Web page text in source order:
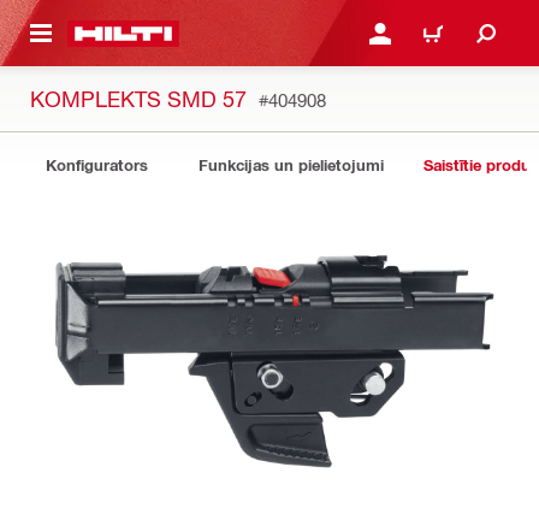
SATURU PIESLĒGTIES VAI
IEPIRKŠANĀS
KOMPLEKTS SMD 57 #404908
Konfigurators Funkcijas un pielietojumi Saistītie